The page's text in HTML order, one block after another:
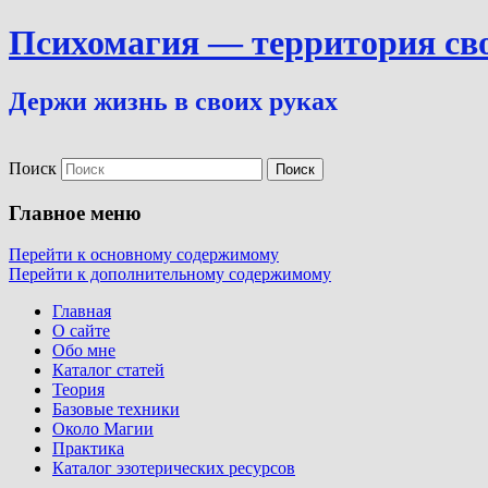
Психомагия — территория
Держи жизнь в своих руках
Поиск
Главное меню
Перейти к основному содержимому
Перейти к дополнительному содержимому
Главная
О сайте
Обо мне
Каталог статей
Теория
Базовые техники
Около Магии
Практика
Каталог эзотерических ресурсов